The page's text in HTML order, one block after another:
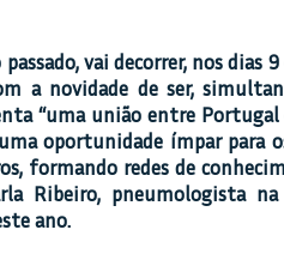
vai decorrer, nos dias
a novidade de ser,
“uma união entre Portugal
oportunidade ímpar para
formando redes de
Ribeiro, pneumologista
ano.